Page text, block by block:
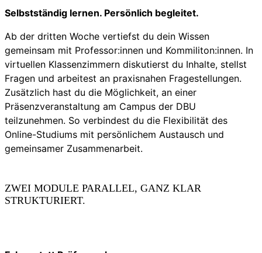
Selbstständig lernen. Persönlich begleitet.
Ab der dritten Woche vertiefst du dein Wissen
gemeinsam mit Professor:innen und Kommiliton:innen. In
virtuellen Klassenzimmern diskutierst du Inhalte, stellst
Fragen und arbeitest an praxisnahen Fragestellungen.
Zusätzlich hast du die Möglichkeit, an einer
Präsenzveranstaltung am Campus der DBU
teilzunehmen. So verbindest du die Flexibilität des
Online-Studiums mit persönlichem Austausch und
gemeinsamer Zusammenarbeit.
ZWEI MODULE PARALLEL, GANZ KLAR
STRUKTURIERT.